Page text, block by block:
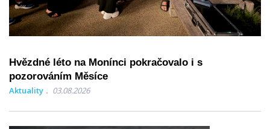
Hvězdné léto na Monínci pokračovalo i s
pozorováním Měsíce
Aktuality 03.08.2026